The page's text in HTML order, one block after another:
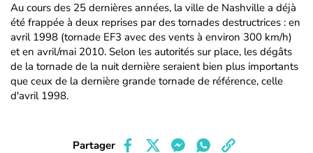
Au cours des 25 dernières années, la ville de Nashville a déjà
été frappée à deux reprises par des tornades destructrices : en
avril 1998 (tornade EF3 avec des vents à environ 300 km/h)
et en avril/mai 2010. Selon les autorités sur place, les dégâts
de la tornade de la nuit dernière seraient bien plus importants
que ceux de la dernière grande tornade de référence, celle
d'avril 1998.
Partager